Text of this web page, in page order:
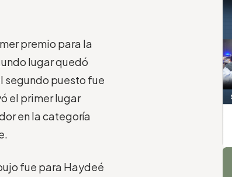
premio para la
lugar quedó
segundo puesto fue
el primer lugar
en la categoría
fue para Haydeé